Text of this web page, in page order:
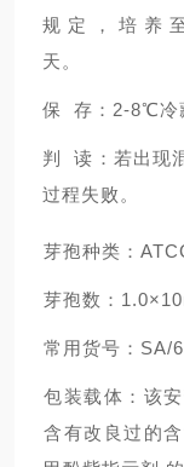
规定，培养
天。
保 存：2-8℃冷
判 读：若出现
过程失败。
芽孢种类：
芽孢数：
常用货号：SA/6
包装载体：该
含有改良过的